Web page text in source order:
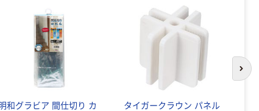
和グラビア 間仕切り カ
タイガークラウン パネル
次
トーカイスクリ
ーン ブラックフ
レームパーティ
ション 安定脚
補助脚
￥1,830~
（税込）